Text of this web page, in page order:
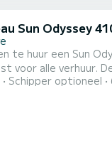
Sun Odyssey
te huur een Sun
voor alle verhuur.
met totaal
Schipper optioneel